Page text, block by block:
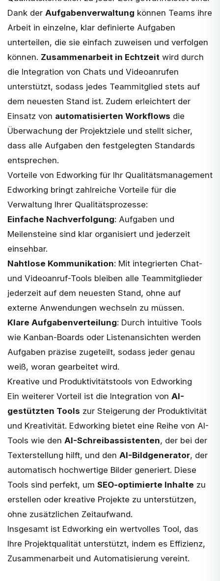
Dank der Aufgabenverwaltung können Teams ihre
Arbeit in einzelne, klar definierte Aufgaben
unterteilen, die sie einfach zuweisen und verfolgen
können. Zusammenarbeit in Echtzeit wird durch
die Integration von Chats und Videoanrufen
unterstützt, sodass jedes Teammitglied stets auf
dem neuesten Stand ist. Zudem erleichtert der
Einsatz von automatisierten Workflows die
Überwachung der Projektziele und stellt sicher,
dass alle Aufgaben den festgelegten Standards
entsprechen.
Vorteile von Edworking für Ihr Qualitätsmanagement
Edworking bringt zahlreiche Vorteile für die
Verwaltung Ihrer Qualitätsprozesse:
Einfache Nachverfolgung: Aufgaben und
Meilensteine sind klar organisiert und jederzeit
einsehbar.
Nahtlose Kommunikation: Mit integrierten Chat-
und Videoanruf-Tools bleiben alle Teammitglieder
jederzeit auf dem neuesten Stand, ohne auf
externe Anwendungen wechseln zu müssen.
Klare Aufgabenverteilung: Durch intuitive Tools
wie Kanban-Boards oder Listenansichten werden
Aufgaben präzise zugeteilt, sodass jeder genau
weiß, woran gearbeitet wird​.
Kreative und Produktivitätstools von Edworking
Ein weiterer Vorteil ist die Integration von AI-
gestützten Tools zur Steigerung der Produktivität
und Kreativität. Edworking bietet eine Reihe von AI-
Tools wie den AI-Schreibassistenten, der bei der
Texterstellung hilft, und den AI-Bildgenerator, der
automatisch hochwertige Bilder generiert. Diese
Tools sind perfekt, um SEO-optimierte Inhalte zu
erstellen oder kreative Projekte zu unterstützen,
ohne zusätzlichen Zeitaufwand​.
Insgesamt ist Edworking ein wertvolles Tool, das
Ihre Projektqualität unterstützt, indem es Effizienz,
Zusammenarbeit und Automatisierung vereint.